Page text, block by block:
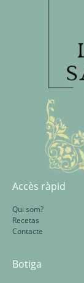
Accès ràpid
Qui som?
Recetas
Contacte
Botiga